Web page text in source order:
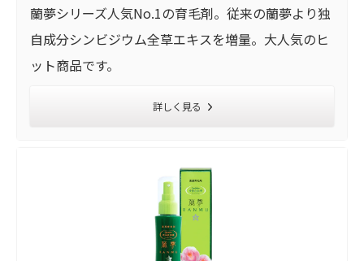
蘭夢シリーズ人気No.1の育毛剤。従来の蘭夢より独
自成分シンビジウム全草エキスを増量。大人気のヒ
ット商品です。
詳しく見る